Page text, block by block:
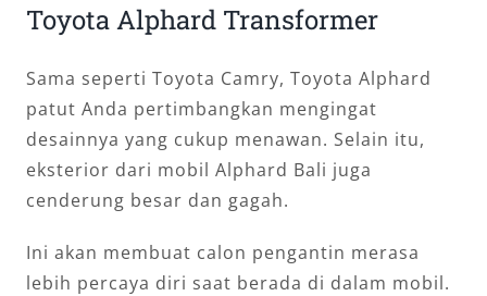
Toyota Alphard Transformer
Sama seperti Toyota Camry, Toyota Alphard
patut Anda pertimbangkan mengingat
desainnya yang cukup menawan. Selain itu,
eksterior dari mobil Alphard Bali juga
cenderung besar dan gagah.
Ini akan membuat calon pengantin merasa
lebih percaya diri saat berada di dalam mobil.